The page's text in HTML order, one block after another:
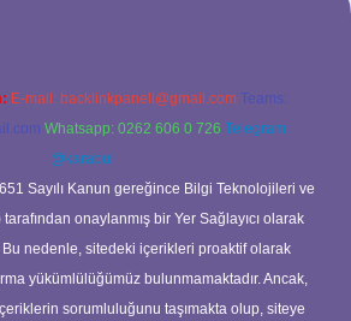
E-mail: backlinkpaneli@gmail.com Teams:
Whatsapp: 0262 606 0 726 Telegram:
@karabul
Sayılı Kanun gereğince Bilgi Teknolojileri ve
onaylanmış bir Yer Sağlayıcı olarak
Bu nedenle, sitedeki içerikleri proaktif olarak
yükümlülüğümüz bulunmamaktadır. Ancak,
sorumluluğunu taşımakta olup, siteye